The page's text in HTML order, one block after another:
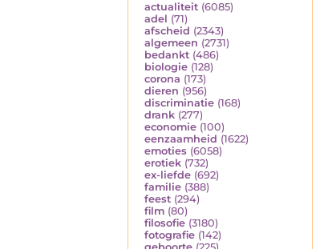
actualiteit (6085)
adel (71)
afscheid (2343)
algemeen (2731)
bedankt (486)
biologie (128)
corona (173)
dieren (956)
discriminatie (168)
drank (277)
economie (100)
eenzaamheid (1622)
emoties (6058)
erotiek (732)
ex-liefde (692)
familie (388)
feest (294)
film (80)
filosofie (3180)
fotografie (142)